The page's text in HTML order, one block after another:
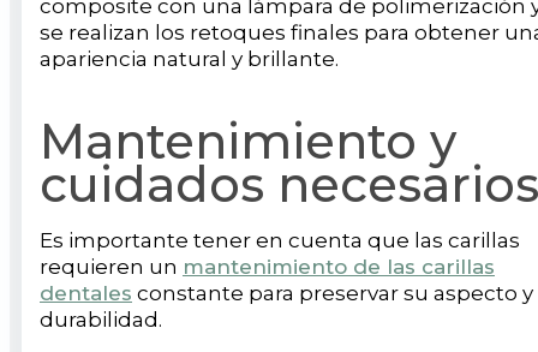
composite con una lámpara de polimerización
se realizan los retoques finales para obtener
apariencia natural y brillante.
Mantenimiento y
cuidados necesarios
Es importante tener en cuenta que las carillas
requieren un mantenimiento de las carillas
dentales constante para preservar su aspecto y
durabilidad.